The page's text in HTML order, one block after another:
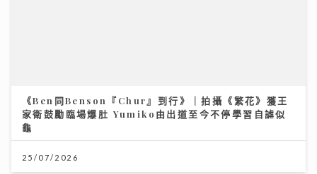
《Ben同Benson『Chur』到行》｜拍攝《繁花》獲王
家衛鼓勵臨場爆肚 Yumiko由出道至今不停學習自謔似
龜
25/07/2026